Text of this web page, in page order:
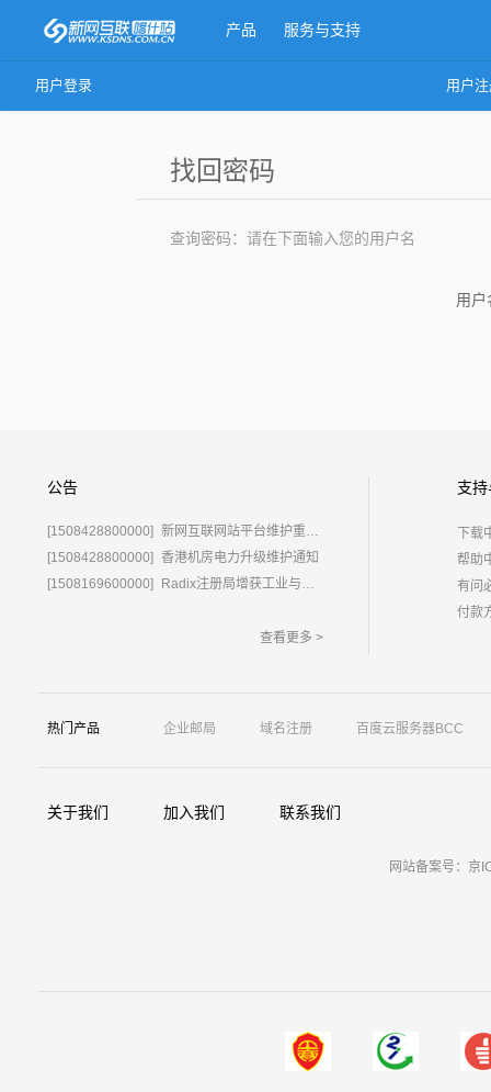
产品 服务与支持
更多产品
用户登录 用户
找回密码
查询密码：请在下面输入您的用户名
用户
公告
[1508428800000] 新网互联网站平台维护重要通知
[1508428800000] 香港机房电力升级维护通知
[1508169600000]
Radix注册局增获工业与信息化部域名运营批复
查看更多 >
支
下载
帮助
有问
付款
热门产品 企业邮局 域名注册 百度云服务器BCC
关于我们 加入我们 联系我们
网站备案号：京